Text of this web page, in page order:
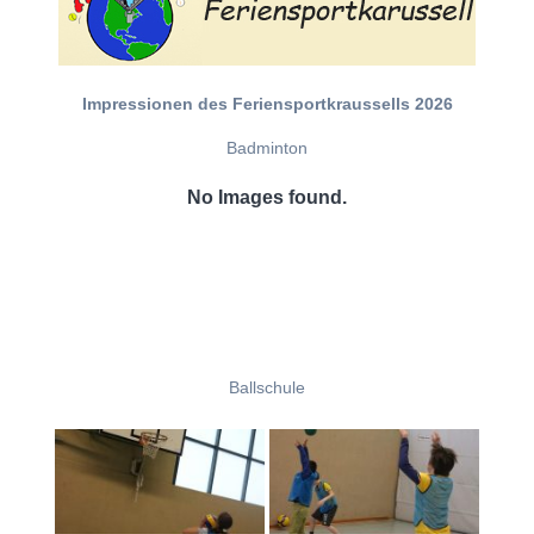
Impressionen des Feriensportkraussells 2026
Badminton
No Images found.
Ballschule